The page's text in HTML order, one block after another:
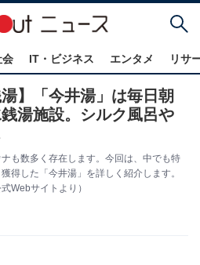
会 IT・ビジネス エンタメ リサ
】「今井湯」は毎日朝
湯施設。シルク風呂や
も数多く存在します。今回は、中でも特
得した「今井湯」を詳しく紹介します。
Webサイトより）